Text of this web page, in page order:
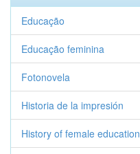
Educação
Educação feminina
Fotonovela
Historia de la impresión
History of female education